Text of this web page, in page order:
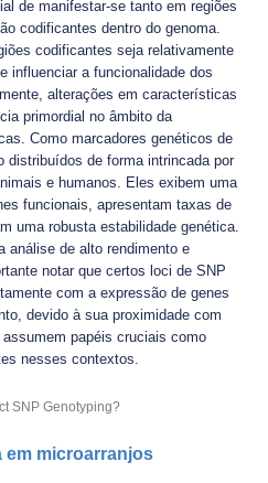
de manifestar-se tanto em regiões
codificantes dentro do genoma.
codificantes seja relativamente
influenciar a funcionalidade dos
alterações em características
primordial no âmbito da
Como marcadores genéticos de
distribuídos de forma intrincada por
e humanos. Eles exibem uma
funcionais, apresentam taxas de
uma robusta estabilidade genética.
análise de alto rendimento e
notar que certos loci de SNP
com a expressão de genes
devido à sua proximidade com
papéis cruciais como
nesses contextos.
em microarranjos